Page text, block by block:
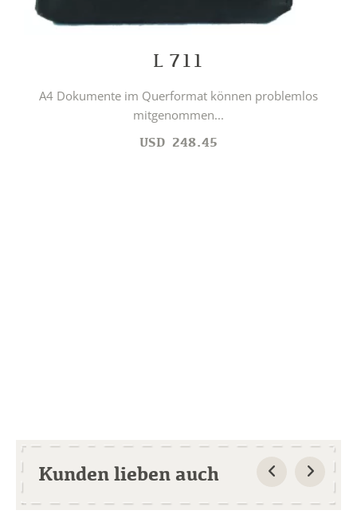
L 711
A4 Dokumente im Querformat können problemlos
mitgenommen...
USD 248.45
Kunden lieben auch